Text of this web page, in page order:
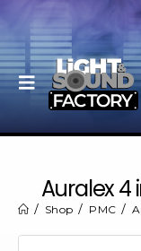
Auralex
Shop PMC